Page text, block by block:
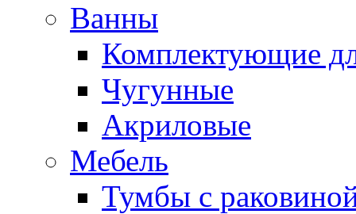
Ванны
Комплектующие
Чугунные
Акриловые
Мебель
Тумбы с